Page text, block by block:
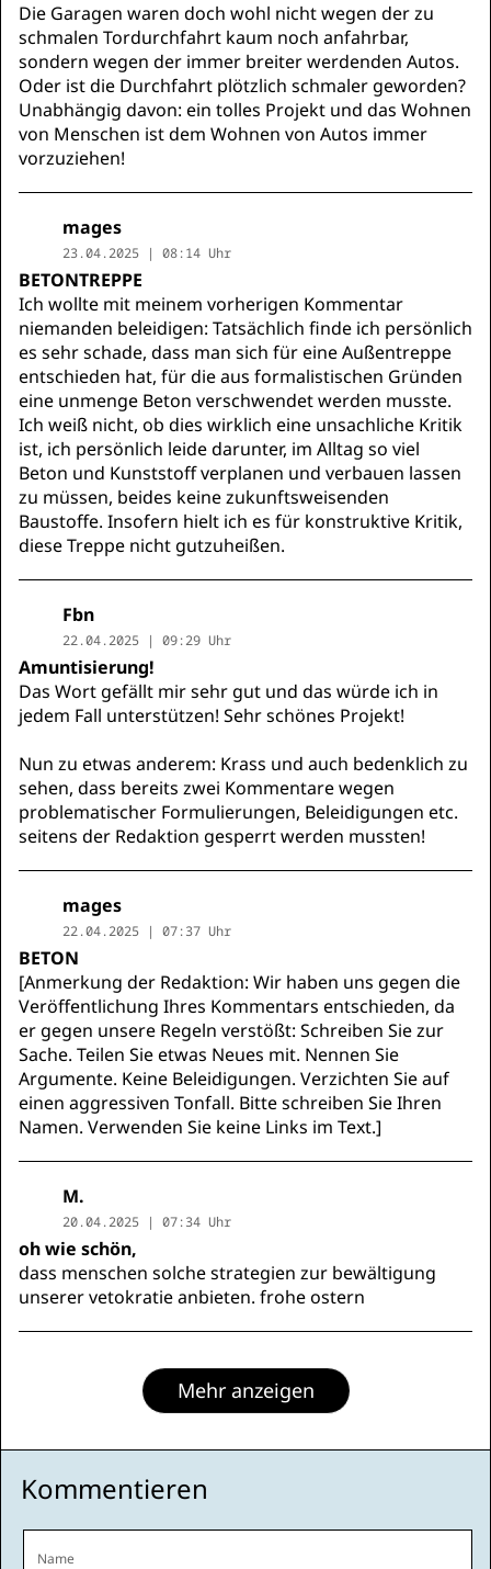
Die Garagen waren doch wohl nicht wegen der zu
schmalen Tordurchfahrt kaum noch anfahrbar,
sondern wegen der immer breiter werdenden Autos.
Oder ist die Durchfahrt plötzlich schmaler geworden?
Unabhängig davon: ein tolles Projekt und das Wohnen
von Menschen ist dem Wohnen von Autos immer
vorzuziehen!
mages
23.04.2025 | 08:14 Uhr
BETONTREPPE
Ich wollte mit meinem vorherigen Kommentar
niemanden beleidigen: Tatsächlich finde ich persönlich
es sehr schade, dass man sich für eine Außentreppe
entschieden hat, für die aus formalistischen Gründen
eine unmenge Beton verschwendet werden musste.
Ich weiß nicht, ob dies wirklich eine unsachliche Kritik
ist, ich persönlich leide darunter, im Alltag so viel
Beton und Kunststoff verplanen und verbauen lassen
zu müssen, beides keine zukunftsweisenden
Baustoffe. Insofern hielt ich es für konstruktive Kritik,
diese Treppe nicht gutzuheißen.
Fbn
22.04.2025 | 09:29 Uhr
Amuntisierung!
Das Wort gefällt mir sehr gut und das würde ich in
jedem Fall unterstützen! Sehr schönes Projekt!
Nun zu etwas anderem: Krass und auch bedenklich zu
sehen, dass bereits zwei Kommentare wegen
problematischer Formulierungen, Beleidigungen etc.
seitens der Redaktion gesperrt werden mussten!
mages
22.04.2025 | 07:37 Uhr
BETON
[Anmerkung der Redaktion: Wir haben uns gegen die
Veröffentlichung Ihres Kommentars entschieden, da
er gegen unsere Regeln verstößt: Schreiben Sie zur
Sache. Teilen Sie etwas Neues mit. Nennen Sie
Argumente. Keine Beleidigungen. Verzichten Sie auf
einen aggressiven Tonfall. Bitte schreiben Sie Ihren
Namen. Verwenden Sie keine Links im Text.]
M.
20.04.2025 | 07:34 Uhr
oh wie schön,
dass menschen solche strategien zur bewältigung
unserer vetokratie anbieten. frohe ostern
Mehr anzeigen
Kommentieren
Name